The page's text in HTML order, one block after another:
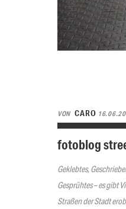
VON CARO
fotoblog
Geklebtes,
Gesprühtes – es gibt
Straßen der Stadt